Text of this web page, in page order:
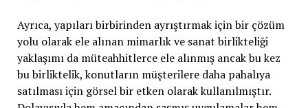
Ayrıca, yapıları birbirinden ayrıştırmak için bir çözüm
yolu olarak ele alınan mimarlık ve sanat birlikteliği
yaklaşımı da müteahhitlerce ele alınmış ancak bu kez
bu birliktelik, konutların müşterilere daha pahalıya
satılması için görsel bir etken olarak kullanılmıştır.